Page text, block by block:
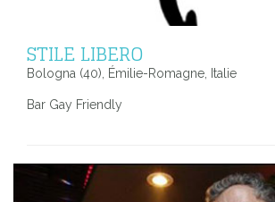
STILE LIBERO
Bologna (40), Émilie-Romagne, Italie
Bar Gay Friendly